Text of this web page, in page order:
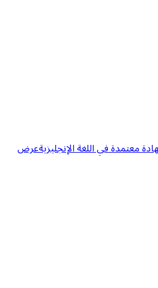
معتمدة في اللغة الإنجليزيةعرض